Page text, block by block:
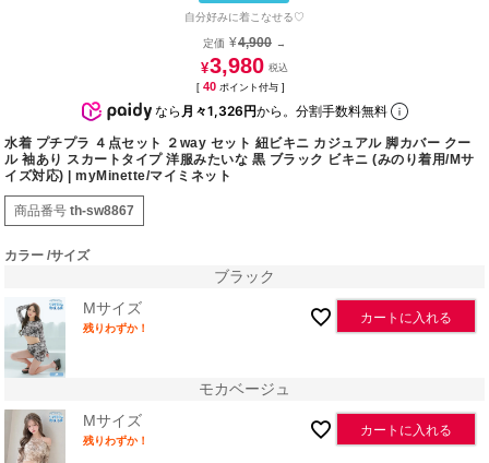
自分好みに着こなせる♡
定価 ¥4,900 →
¥3,980
[ 40 ポイント付与 ]
なら 月々1,326円から。分割手数料無料
水着 プチプラ ４点セット ２way セット 紐ビキニ カジュアル 脚カバー クー
ル 袖あり スカートタイプ 洋服みたいな 黒 ブラック ビキニ (みのり着用/Mサ
イズ対応) | myMinette/マイミネット
商品番号 th-sw8867
カラー サイズ
ブラック
Mサイズ
残りわずか！
カートに入れる
モカベージュ
Mサイズ
残りわずか！
カートに入れる